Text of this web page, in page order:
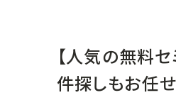
【人気の無料セ
件探しもお任